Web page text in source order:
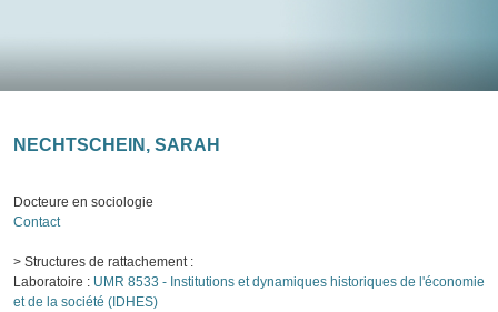
NECHTSCHEIN, SARAH
Docteure en sociologie
Contact
> Structures de rattachement :
Laboratoire : UMR 8533 - Institutions et dynamiques historiques de l'économie
et de la société (IDHES)